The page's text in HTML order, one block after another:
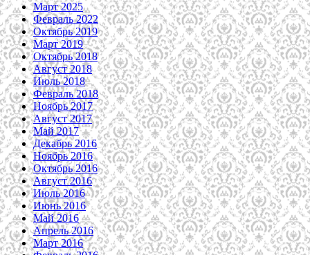
Март 2025
Февраль 2022
Октябрь 2019
Март 2019
Октябрь 2018
Август 2018
Июль 2018
Февраль 2018
Ноябрь 2017
Август 2017
Май 2017
Декабрь 2016
Ноябрь 2016
Октябрь 2016
Август 2016
Июль 2016
Июнь 2016
Май 2016
Апрель 2016
Март 2016